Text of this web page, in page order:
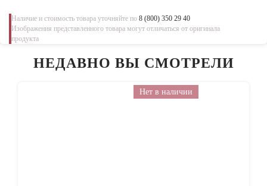
Наличие и стоимость товара уточняйте по 8 (800) 350 29 40
Изображения представленного товара могут отличаться от оригинала
продукта
НЕДАВНО ВЫ СМОТРЕЛИ
Нет в наличии